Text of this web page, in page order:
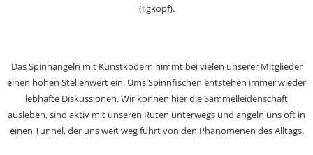
(Jigkopf).
Das Spinnangeln mit Kunstködern nimmt bei vielen unserer Mitglieder
einen hohen Stellenwert ein. Ums Spinnfischen entstehen immer wieder
lebhafte Diskussionen. Wir können hier die Sammelleidenschaft
ausleben, sind aktiv mit unseren Ruten unterwegs und angeln uns oft in
einen Tunnel, der uns weit weg führt von den Phänomenen des Alltags.